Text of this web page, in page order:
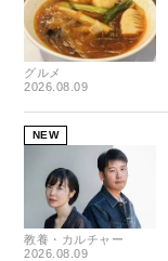
グルメ
2026.08.09
NEW
教養・カルチャー
2026.08.09